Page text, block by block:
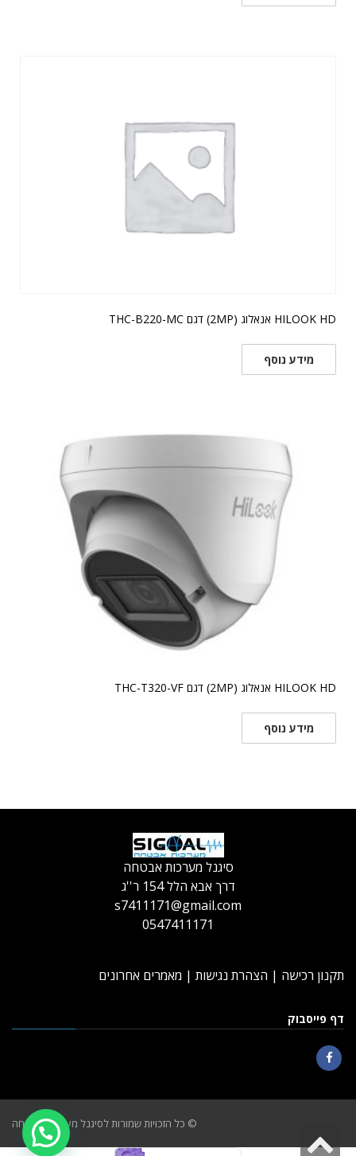
HILOOK HD אנאלוג (2MP) דגם THC-B220-MC
מידע נוסף
HILOOK HD אנאלוג (2MP) דגם THC-T320-VF
מידע נוסף
סיגנל מערכות אבטחה
דרך אבא הלל 154 ר''ג
s7411171@gmail.com
0547411171
תקנון רכישה | הצהרת נגישות | מאמרים אחרונים
דף פייסבוק
© כל הזכויות שמורות לסיגנל מערכות אבטחה גלילה